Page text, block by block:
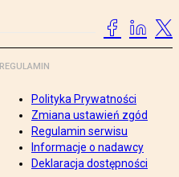
REGULAMIN
Polityka Prywatności
Zmiana ustawień zgód
Regulamin serwisu
Informacje o nadawcy
Deklaracja dostępności